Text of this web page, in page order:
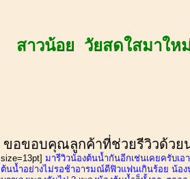
สาวน้อย วัยสดใสมาใ
ขอขอบคุณลูกค้าที่ช่วยรีวิวด้วย
size=13pt] มารีวิวน้องต้นน้ำกันอีกเช่นเคยครับเอ
ต้นน้ำอย่างไม่รอช้าอารมณ์ดีฟิวแฟนเกินร้อย น้อ